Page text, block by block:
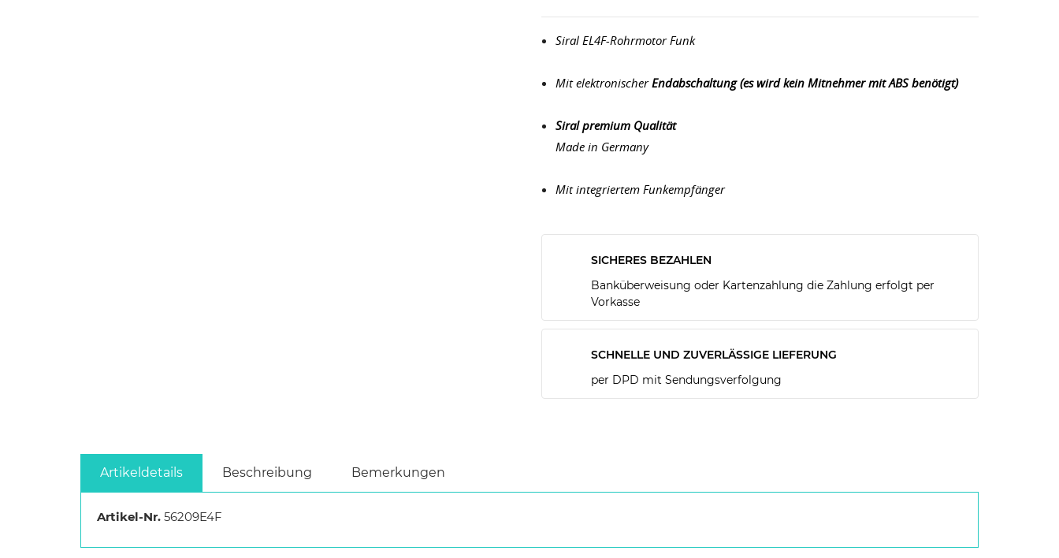
Siral EL4F-Rohrmotor Funk
Mit elektronischerEndabschaltung (es wird kein Mitnehmer mit ABS benötigt)
Siral premium Qualität
Made in Germany
Mit integriertem Funkempfänger
SICHERES BEZAHLEN
Banküberweisung oder Kartenzahlung die Zahlung erfolgt per
Vorkasse
SCHNELLE UND ZUVERLÄSSIGE LIEFERUNG
per DPD mit Sendungsverfolgung
Artikeldetails Beschreibung Bemerkungen
Artikel-Nr. 56209E4F